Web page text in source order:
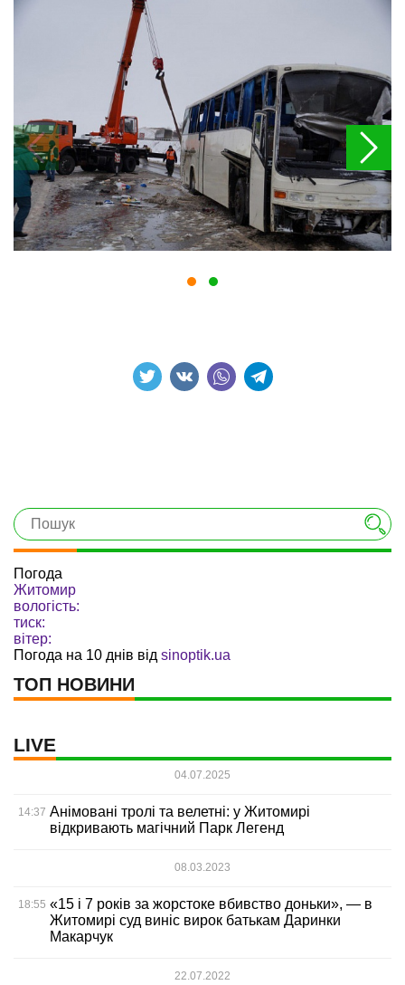
Погода
Житомир
вологість:
тиск:
вітер:
Погода на 10 днів від sinoptik.ua
ТОП НОВИНИ
LIVE
04.07.2025
14:37 Анімовані тролі та велетні: у Житомирі
відкривають магічний Парк Легенд
08.03.2023
18:55 «15 і 7 років за жорстоке вбивство доньки», — в
Житомирі суд виніс вирок батькам Даринки
Макарчук
22.07.2022